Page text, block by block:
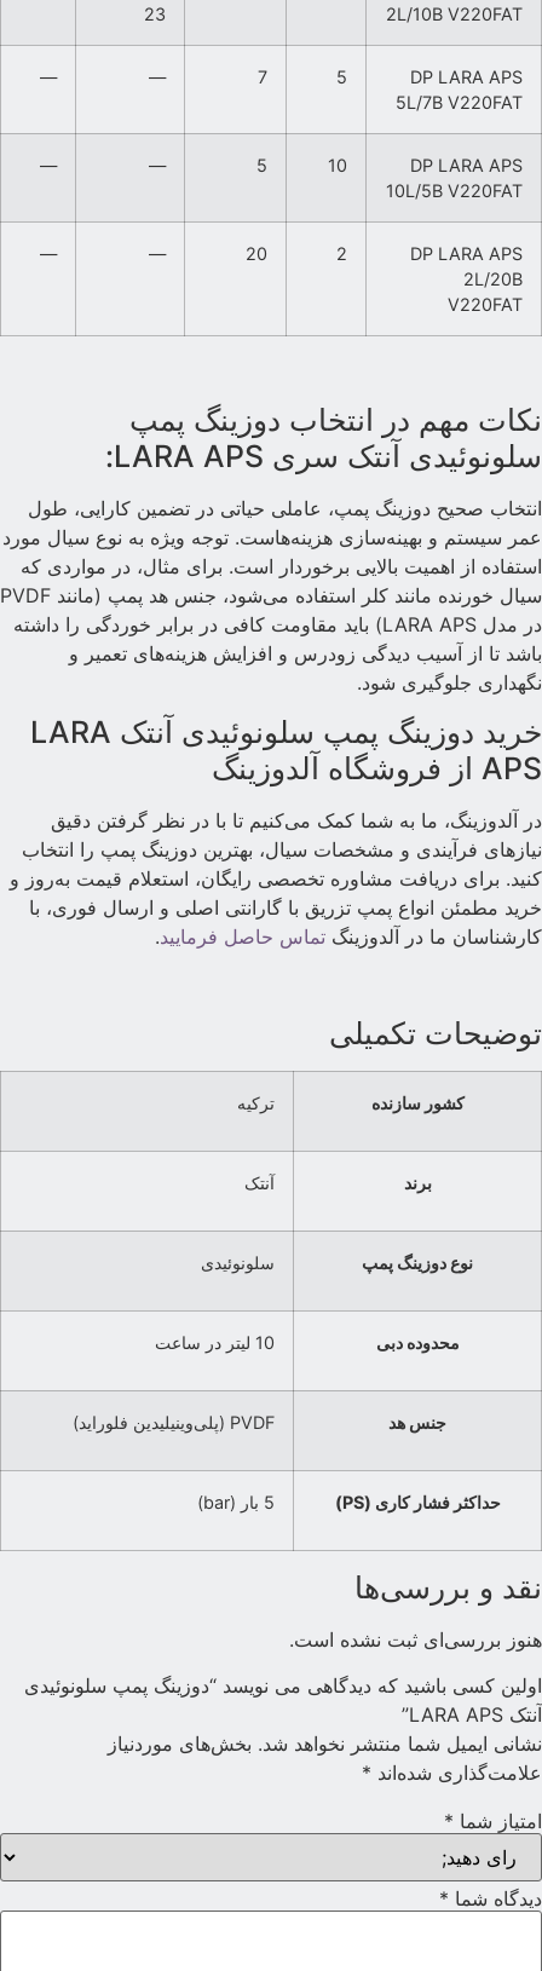
2L/10B V220FAT
23
DP LARA APS
5L/7B V220FAT
5
7
—
—
DP LARA APS
10L/5B V220FAT
10
5
—
—
DP LARA APS
2L/20B
V220FAT
2
20
—
—
نکات مهم در انتخاب دوزینگ پمپ
سلونوئیدی آنتک سری LARA APS:
انتخاب صحیح دوزینگ پمپ، عاملی حیاتی در تضمین کارایی، طول
عمر سیستم و بهینه‌سازی هزینه‌هاست. توجه ویژه به نوع سیال مورد
استفاده از اهمیت بالایی برخوردار است. برای مثال، در مواردی که
سیال خورنده مانند کلر استفاده می‌شود، جنس هد پمپ (مانند PVDF
در مدل LARA APS) باید مقاومت کافی در برابر خوردگی را داشته
باشد تا از آسیب دیدگی زودرس و افزایش هزینه‌های تعمیر و
نگهداری جلوگیری شود.
خرید دوزینگ پمپ سلونوئیدی آنتک LARA
APS از فروشگاه آلدوزینگ
در آلدوزینگ، ما به شما کمک می‌کنیم تا با در نظر گرفتن دقیق
نیازهای فرآیندی و مشخصات سیال، بهترین دوزینگ پمپ را انتخاب
کنید. برای دریافت مشاوره تخصصی رایگان، استعلام قیمت به‌روز و
خرید مطمئن انواع پمپ تزریق با گارانتی اصلی و ارسال فوری، با
کارشناسان ما در آلدوزینگ تماس حاصل فرمایید.
توضیحات تکمیلی
کشور سازنده ترکیه
برند آنتک
نوع دوزینگ پمپ سلونوئیدی
محدوده دبی 10 لیتر در ساعت
جنس هد PVDF (پلی‌وینیلیدین فلوراید)
حداکثر فشار کاری (PS) 5 بار (bar)
نقد و بررسی‌ها
هنوز بررسی‌ای ثبت نشده است.
اولین کسی باشید که دیدگاهی می نویسد “دوزینگ پمپ سلونوئیدی
آنتک LARA APS”
نشانی ایمیل شما منتشر نخواهد شد. بخش‌های موردنیاز
علامت‌گذاری شده‌اند *
امتیاز شما *
دیدگاه شما *